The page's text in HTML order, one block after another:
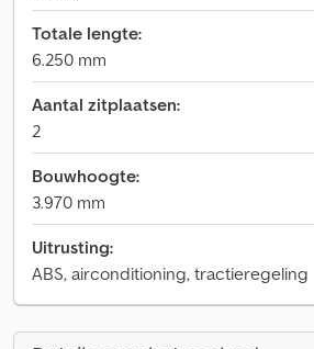
Totale lengte:
6.250 mm
Aantal zitplaatsen:
2
Bouwhoogte:
3.970 mm
Uitrusting:
ABS, airconditioning, tractieregeling